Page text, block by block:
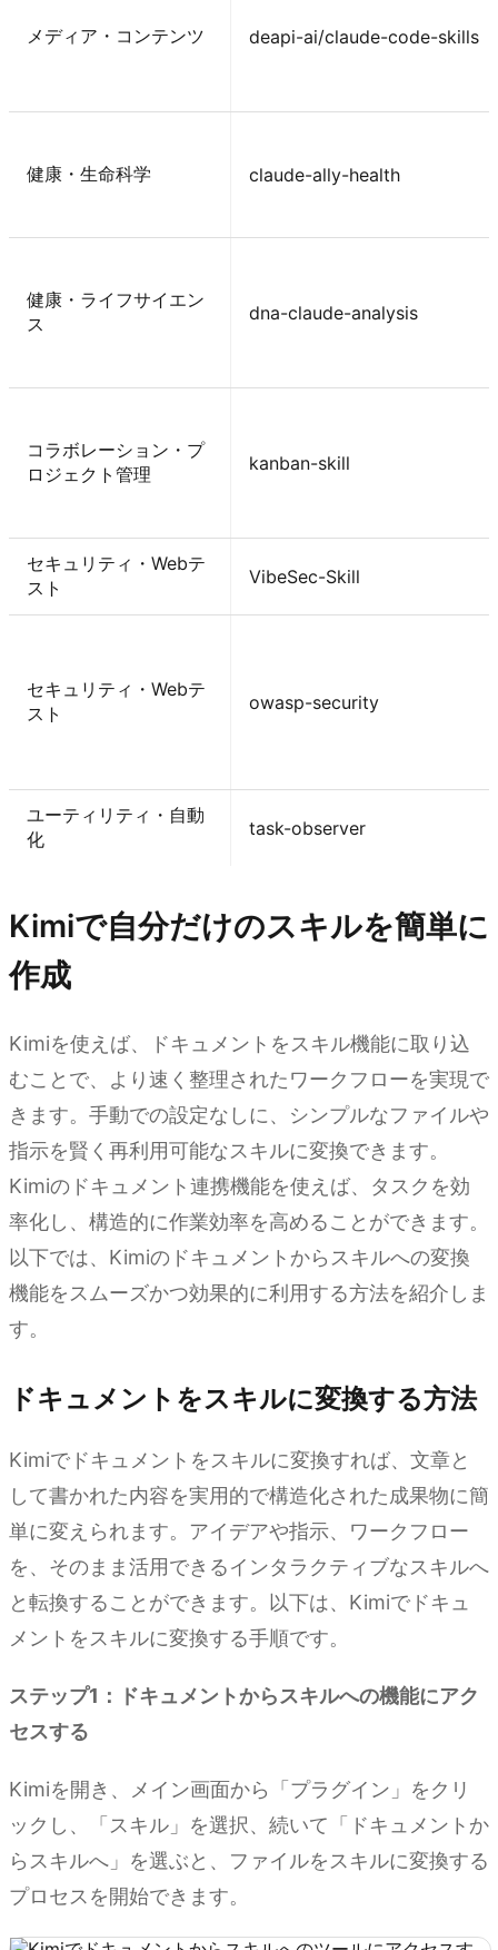
メディア・コンテンツ deapi-ai/claude-code-skills
健康・生命科学 claude-ally-health
健康・ライフサイエン
ス
dna-claude-analysis
コラボレーション・プ
ロジェクト管理
kanban-skill
セキュリティ・Webテ
スト
VibeSec-Skill
セキュリティ・Webテ
スト
owasp-security
ユーティリティ・自動
化
task-observer
Kimiで自分だけのスキルを簡単に
作成
Kimiを使えば、ドキュメントをスキル機能に取り込
むことで、より速く整理されたワークフローを実現で
きます。手動での設定なしに、シンプルなファイルや
指示を賢く再利用可能なスキルに変換できます。
Kimiのドキュメント連携機能を使えば、タスクを効
率化し、構造的に作業効率を高めることができます。
以下では、Kimiのドキュメントからスキルへの変換
機能をスムーズかつ効果的に利用する方法を紹介しま
す。
ドキュメントをスキルに変換する方法
Kimiでドキュメントをスキルに変換すれば、文章と
して書かれた内容を実用的で構造化された成果物に簡
単に変えられます。アイデアや指示、ワークフロー
を、そのまま活用できるインタラクティブなスキルへ
と転換することができます。以下は、Kimiでドキュ
メントをスキルに変換する手順です。
ステップ1：ドキュメントからスキルへの機能にアク
セスする
Kimiを開き、メイン画面から「プラグイン」をクリ
ックし、「スキル」を選択、続いて「ドキュメントか
らスキルへ」を選ぶと、ファイルをスキルに変換する
プロセスを開始できます。